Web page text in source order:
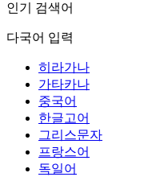
인기 검색어
다국어 입력
히라가나
가타카나
중국어
한글고어
그리스문자
프랑스어
독일어